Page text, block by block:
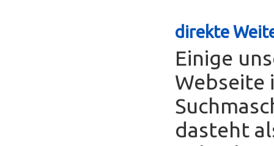
direkte
Einige
Webseite
dasteht